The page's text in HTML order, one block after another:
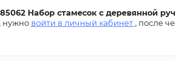
Набор стамесок с деревянной
нужно войти в личный кабинет , после